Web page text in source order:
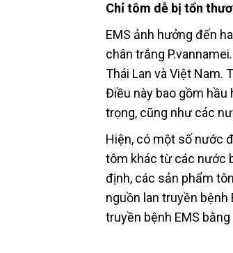
Chỉ tôm dễ bị tổn
EMS ảnh hưởng đến
chân trắng
Thái Lan và Việt Nam.
Điều này bao gồm hầu
trọng, cũng như các
Hiện, có một số nước
tôm khác từ các nước
định, các sản phẩm
nguồn lan truyền
truyền bệnh EMS